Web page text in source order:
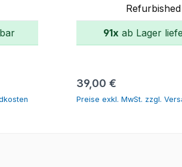
Refurbished
91x ab Lager
Regulärer Preis:
39,00 €
Preise exkl. MwSt. zzgl.